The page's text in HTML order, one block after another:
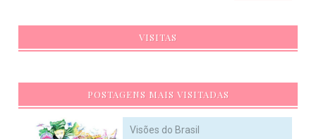
VISITAS
POSTAGENS MAIS VISITADAS
Visões do Brasil